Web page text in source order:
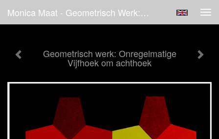
Monica Maat - Geometrisch Werk: Onregelmatige Vijfhoek Om Achthoek
Geometrisch werk: Onregelmatige
Vijfhoek om achthoek